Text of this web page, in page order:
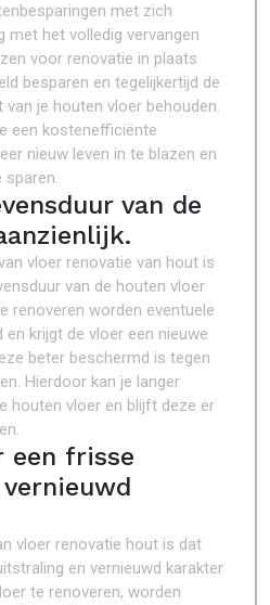
met zich
met het volledig vervangen
voor renovatie in plaats
besparen en tegelijkertijd de
je houten vloer behouden.
een kostenefficiënte
nieuw leven in te blazen en
sparen.
van de
vloer renovatie van hout is
van de houten vloer
renoveren worden eventuele
krijgt de vloer een nieuwe
beter beschermd is tegen
Hierdoor kan je langer
houten vloer en blijft deze er
een frisse
vloer renovatie hout is dat
en vernieuwd karakter
te renoveren, worden